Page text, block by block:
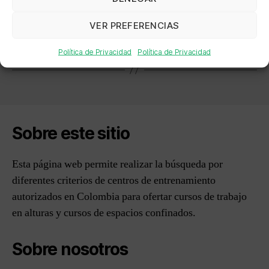
VER PREFERENCIAS
Política de Privacidad Política de Privacidad
ALTURAS
Sobre este sitio
Esta página web permite realizar la búsqueda por
diferentes criterios de centros de entrenamiento
autorizados en Colombia para ofertar cursos de trabajo
en alturas y cursos de espacios confinados.
Sobre nosotros